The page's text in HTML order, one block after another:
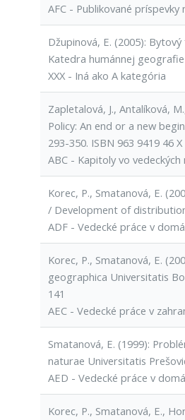
AFC - Publikované príspevky
Džupinová, E. (2005):
Katedra humánnej
XXX - Iná ako A kategória
Zapletalová, J., Antalíková,
Policy: An end or a new
293-350. ISBN 963 9419 46 X
ABC - Kapitoly vo
Korec, P., Smatanová, E.
/ Development of
ADF - Vedecké práce v
Korec, P., Smatanová, E.
geographica Universitatis
141
AEC - Vedecké práce v
Smatanová, E. (1999):
naturae Universitatis
AED - Vedecké práce v
Korec, P., Smatanová, E.,